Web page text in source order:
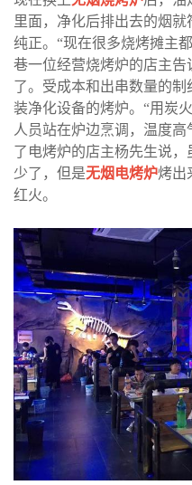
里面，净化后排出去的烟
纯正。 “现在很多烧烤摊主
巷一位经营烧烤炉的店主
了。受成本和出串数量的
装净化设备的烤炉。 “用炭
人员站在炉边烹调，温度高
了电烤炉的店主杨先生说
少了，但是无烟电烤炉烤出
红火。